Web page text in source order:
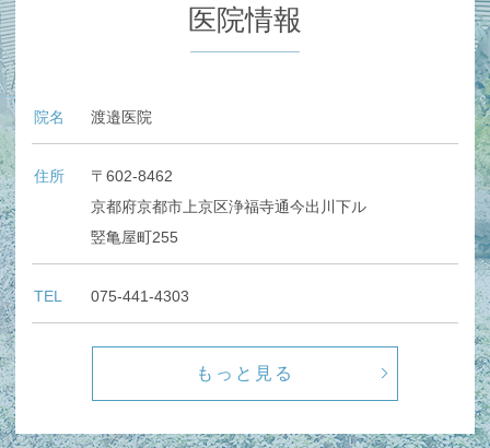
医院情報
院名 渡邉医院
住所
〒602-8462
京都府京都市上京区浄福寺通今出川下ル
竪亀屋町255
TEL 075-441-4303
もっと見る